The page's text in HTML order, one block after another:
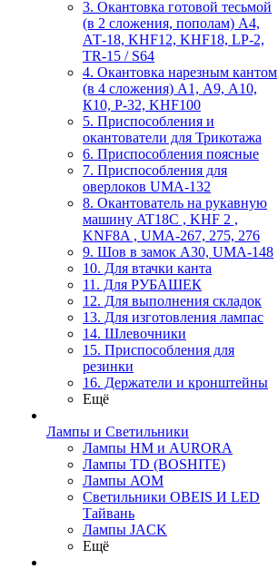
3. Окантовка готовой тесьмой
(в 2 сложения, пополам) А4,
АТ-18, KHF12, KHF18, LP-2,
TR-15 / S64
4. Окантовка нарезным кантом
(в 4 сложения) А1, А9, А10,
К10, Р-32, KHF100
5. Приспособления и
окантователи для Трикотажа
6. Приспособления поясные
7. Приспособления для
оверлоков UMA-132
8. Окантователь на рукавную
машину AT18C , KHF 2 ,
KNF8A , UMA-267, 275, 276
9. Шов в замок А30, UMA-148
10. Для втачки канта
11. Для РУБАШЕК
12. Для выполнения складок
13. Для изготовления лампас
14. Шлевочники
15. Приспособления для
резинки
16. Держатели и кронштейны
Ещё
Лампы и Светильники
Лампы HM и AURORA
Лампы TD (BOSHITE)
Лампы АОМ
Светильники OBEIS И LED
Тайвань
Лампы JACK
Ещё